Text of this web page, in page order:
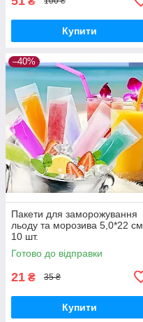
Купити
–40%
Пакети для заморожування
льоду та морозива 5,0*22 см
10 шт.
Готово до відправки
21 ₴ 35 ₴
Купити